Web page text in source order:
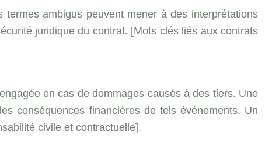
ambigus peuvent mener à des interprétations
juridique du contrat. [Mots clés liés aux contrats
en cas de dommages causés à des tiers. Une
conséquences financières de tels événements. Un
civile et contractuelle].